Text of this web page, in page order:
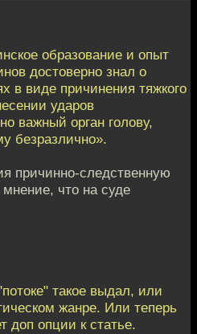
образование и опыт
достоверно знал о
в виде причинения тяжкого
ударов
важный орган голову,
безразлично».
причинно-следственную
что на суде
такое выдал, или
жанре. Или теперь
доп опции к статье.